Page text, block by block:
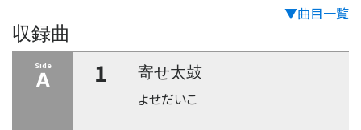
▼曲目一覧
収録曲
Side
A 1
寄せ太鼓
よせだいこ